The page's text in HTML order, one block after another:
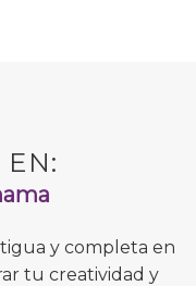
EN:
y completa en
tu creatividad y